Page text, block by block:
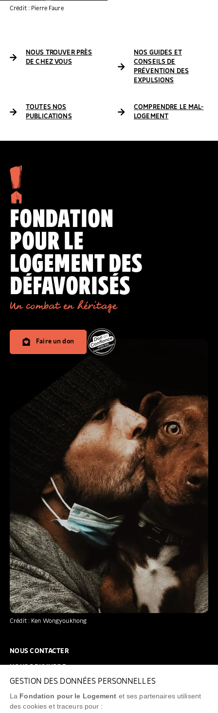
GESTION DES DONNÉES PERSONNELLES
La Fondation pour le Logement et ses partenaires utilisent
des cookies et traceurs pour :
Crédit : Pierre Faure
NOUS TROUVER PRÈS
DE CHEZ VOUS
NOS GUIDES ET
CONSEILS DE
PRÉVENTION DES
EXPULSIONS
TOUTES NOS
PUBLICATIONS
COMPRENDRE LE MAL-
LOGEMENT
Crédit : Ken Wongyoukhong
FONDATION
POUR LE
LOGEMENT DES
DÉFAVORISÉS
Un combat en héritage
Faire un don
NOUS CONTACTER
NOUS REJOINDRE
FAQ
NEWSLETTER